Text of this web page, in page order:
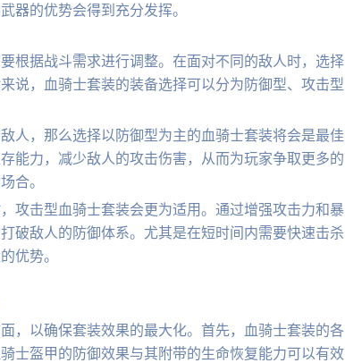
器的优势会得到充分发挥。
根据战斗需求进行调整。在面对不同的敌人时，选择
说，血骑士套装的装备选择可以分为防御型、攻击型
人，那么选择以防御型为主的血骑士套装将会是最佳
能力，减少敌人的攻击伤害，从而为玩家争取更多的
合。
攻击型血骑士套装会更为适用。通过增强攻击力和暴
破敌人的防御体系。尤其是在短时间内需要快速击杀
优势。
，以确保套装效果的最大化。首先，血骑士套装的各
士盔甲的防御效果与其附带的生命恢复能力可以有效